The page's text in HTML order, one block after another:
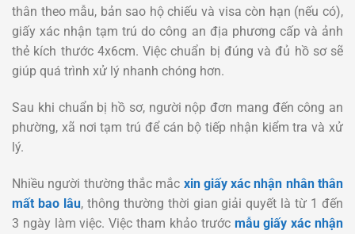
thân theo mẫu, bản sao hộ chiếu và visa còn hạn (nếu có),
giấy xác nhận tạm trú do công an địa phương cấp và ảnh
thẻ kích thước 4x6cm. Việc chuẩn bị đúng và đủ hồ sơ sẽ
giúp quá trình xử lý nhanh chóng hơn.
Sau khi chuẩn bị hồ sơ, người nộp đơn mang đến công an
phường, xã nơi tạm trú để cán bộ tiếp nhận kiểm tra và xử
lý.
Nhiều người thường thắc mắc xin giấy xác nhận nhân thân
mất bao lâu, thông thường thời gian giải quyết là từ 1 đến
3 ngày làm việc. Việc tham khảo trước mẫu giấy xác nhận